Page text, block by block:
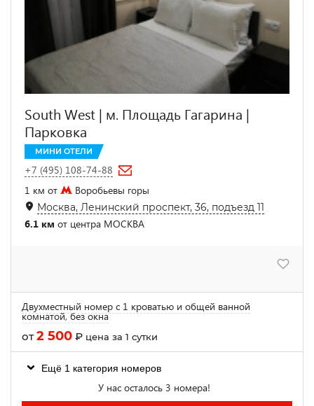
South West | м. Площадь Гагарина |
Парковка
МИНИ ОТЕЛИ
+7 (495) 108-74-88
1 км от
Воробьевы горы
Москва, Ленинский проспект, 36, подъезд 11
6.1 км от центра МОСКВА
Двухместный номер с 1 кроватью и общей ванной
комнатой, без окна
от2 500 ₽ цена за 1 сутки
Ещё 1 категория номеров
У нас осталось 3 номера!